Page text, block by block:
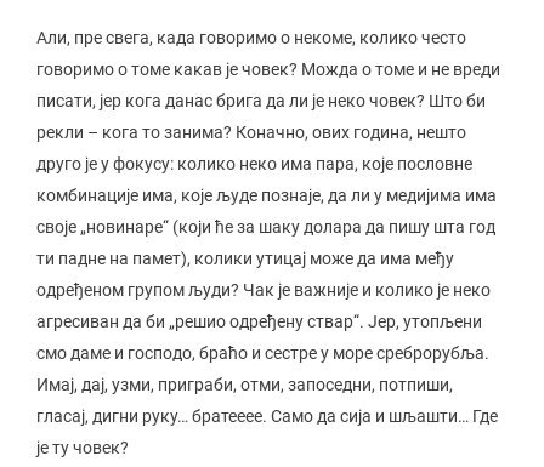
Али, пре свега, када говоримо о некоме, колико често
говоримо о томе какав је човек? Можда о томе и не вреди
писати, јер кога данас брига да ли је неко човек? Што би
рекли – кога то занима? Коначно, ових година, нешто
друго је у фокусу: колико неко има пара, које пословне
комбинације има, које људе познаје, да ли у медијима има
своје „новинаре“ (који ће за шаку долара да пишу шта год
ти падне на памет), колики утицај може да има међу
одређеном групом људи? Чак је важније и колико је неко
агресиван да би „решио одређену ствар“. Јер, утопљени
смо даме и господо, браћо и сестре у море среброрубља.
Имај, дај, узми, приграби, отми, запоседни, потпиши,
гласај, дигни руку… братееее. Само да сија и шљашти… Где
је ту човек?